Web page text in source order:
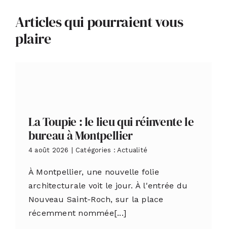
Articles qui pourraient vous
plaire
La Toupie : le lieu qui réinvente le
bureau à Montpellier
4 août 2026 | Catégories : Actualité
À Montpellier, une nouvelle folie
architecturale voit le jour. À l'entrée du
Nouveau Saint-Roch, sur la place
récemment nommée[...]